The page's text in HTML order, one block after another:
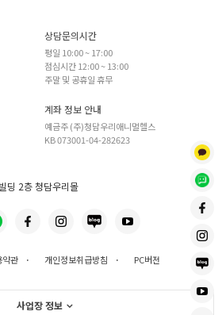
상담문의시간
평일 10:00 ~ 17:00
점심시간 12:00 ~ 13:00
주말 및 공휴일 휴무
계좌 정보 안내
예금주 (주)청담우리애니멀헬스
KB 073001-04-282623
딩 2층 청담우리몰
약관 · 개인정보취급방침 · PC버전
사업장 정보